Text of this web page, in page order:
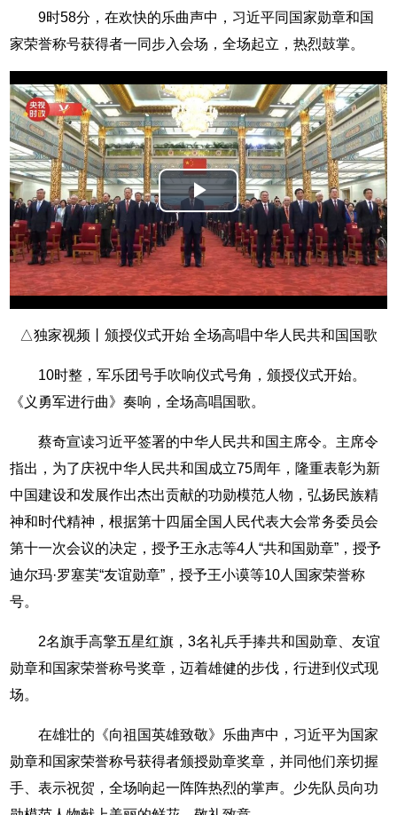
9时58分，在欢快的乐曲声中，习近平同国家勋章和国
家荣誉称号获得者一同步入会场，全场起立，热烈鼓掌。
Play
Video
△独家视频丨颁授仪式开始 全场高唱中华人民共和国国歌
10时整，军乐团号手吹响仪式号角，颁授仪式开始。
《义勇军进行曲》奏响，全场高唱国歌。
蔡奇宣读习近平签署的中华人民共和国主席令。主席令
指出，为了庆祝中华人民共和国成立75周年，隆重表彰为新
中国建设和发展作出杰出贡献的功勋模范人物，弘扬民族精
神和时代精神，根据第十四届全国人民代表大会常务委员会
第十一次会议的决定，授予王永志等4人“共和国勋章”，授予
迪尔玛·罗塞芙“友谊勋章”，授予王小谟等10人国家荣誉称
号。
2名旗手高擎五星红旗，3名礼兵手捧共和国勋章、友谊
勋章和国家荣誉称号奖章，迈着雄健的步伐，行进到仪式现
场。
在雄壮的《向祖国英雄致敬》乐曲声中，习近平为国家
勋章和国家荣誉称号获得者颁授勋章奖章，并同他们亲切握
手、表示祝贺，全场响起一阵阵热烈的掌声。少先队员向功